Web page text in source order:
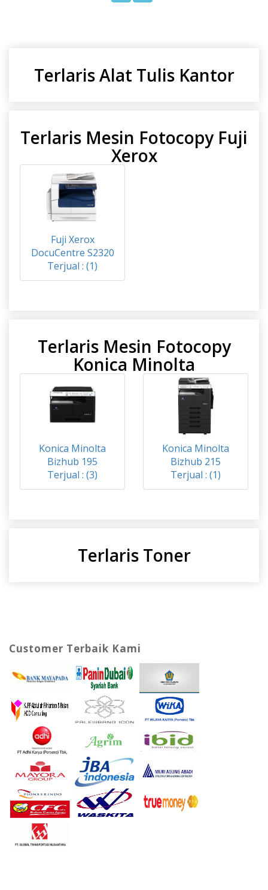
Terlaris Alat Tulis Kantor
Terlaris Mesin Fotocopy Fuji
Xerox
Fuji Xerox
DocuCentre S2320
Terjual : (1)
Terlaris Mesin Fotocopy
Konica Minolta
Konica Minolta
Bizhub 195
Terjual : (3)
Konica Minolta
Bizhub 215
Terjual : (1)
Terlaris Toner
Customer Terbaik Kami